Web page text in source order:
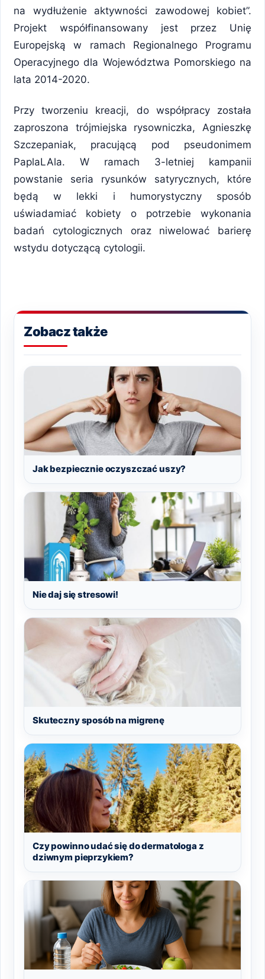
na wydłużenie aktywności zawodowej kobiet”.
Projekt współfinansowany jest przez Unię
Europejską w ramach Regionalnego Programu
Operacyjnego dla Województwa Pomorskiego na
lata 2014-2020.
Przy tworzeniu kreacji, do współpracy została
zaproszona trójmiejska rysowniczka, Agnieszkę
Szczepaniak, pracującą pod pseudonimem
PaplaLAla. W ramach 3-letniej kampanii
powstanie seria rysunków satyrycznych, które
będą w lekki i humorystyczny sposób
uświadamiać kobiety o potrzebie wykonania
badań cytologicznych oraz niwelować barierę
wstydu dotyczącą cytologii.
Zobacz także
Jak bezpiecznie oczyszczać uszy?
Nie daj się stresowi!
Skuteczny sposób na migrenę
Czy powinno udać się do dermatologa z
dziwnym pieprzykiem?